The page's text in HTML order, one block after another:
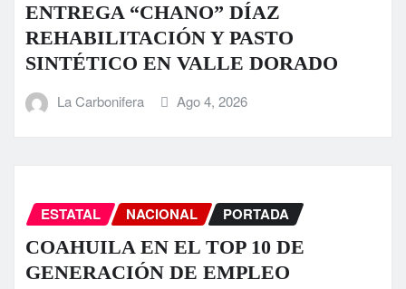
ENTREGA “CHANO” DÍAZ
REHABILITACIÓN Y PASTO
SINTÉTICO EN VALLE DORADO
La Carbonifera Ago 4, 2026
ESTATAL NACIONAL PORTADA
COAHUILA EN EL TOP 10 DE
GENERACIÓN DE EMPLEO